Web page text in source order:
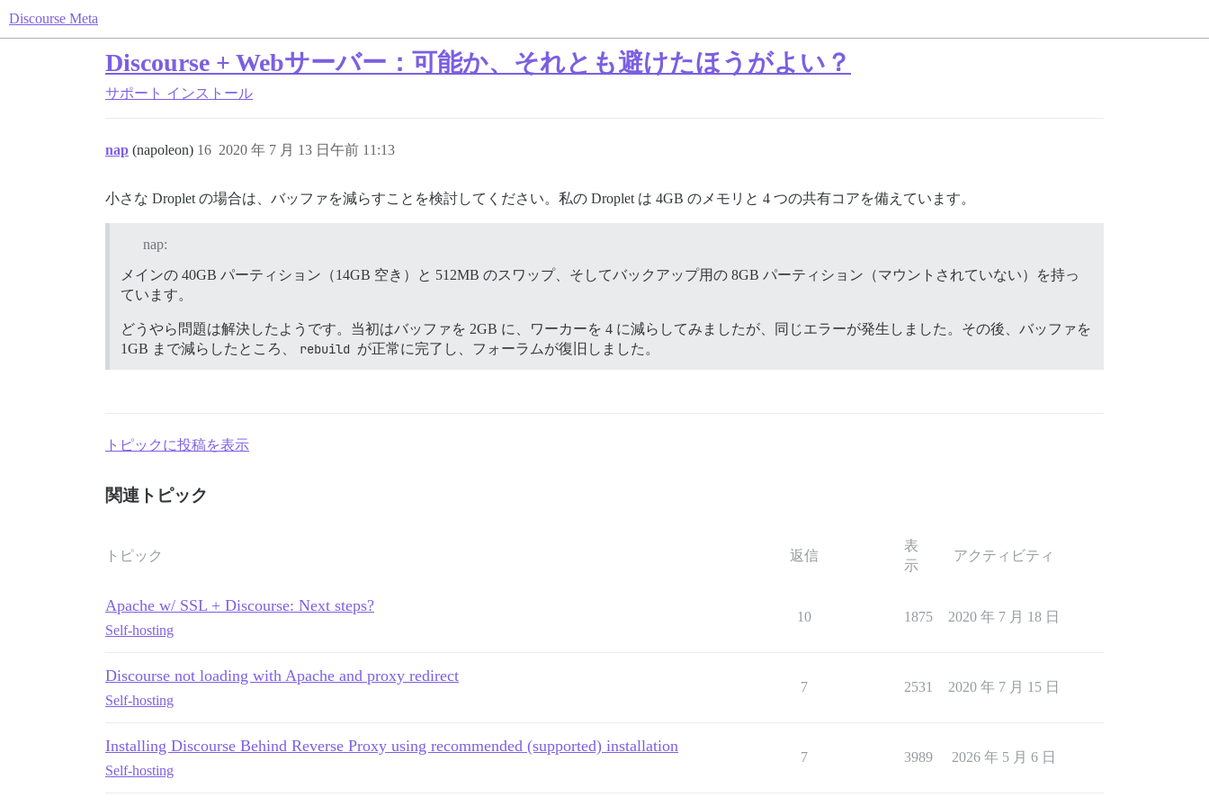
Discourse Meta
Discourse + Webサーバー：可能か、それとも避けたほうがよい？
サポート インストール
nap (napoleon) 2020 年 7 月 13 日午前 11:13
16
小さな Droplet の場合は、バッファを減らすことを検討してください。私の Droplet は 4GB のメモリと 4 つの共有コアを備えています。
nap:
メインの 40GB パーティション（14GB 空き）と 512MB のスワップ、そしてバックアップ用の 8GB パーティション（マウントされていない）を持っ
ています。
どうやら問題は解決したようです。当初はバッファを 2GB に、ワーカーを 4 に減らしてみましたが、同じエラーが発生しました。その後、バッファを
1GB まで減らしたところ、
rebuild が正常に完了し、フォーラムが復旧しました。
トピックに投稿を表示
関連トピック
トピック 返信
表
示
アクティビティ
Apache w/ SSL + Discourse: Next steps?
Self-hosting
10 1875 2020 年 7 月 18 日
Discourse not loading with Apache and proxy redirect
Self-hosting
7 2531 2020 年 7 月 15 日
Installing Discourse Behind Reverse Proxy using recommended (supported) installation
Self-hosting
7 3989 2026 年 5 月 6 日